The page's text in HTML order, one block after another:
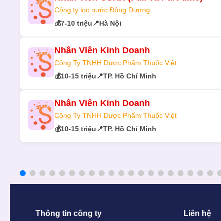
Công ty lọc nước Đông Dương
💰7-10 triệu📍Hà Nội
Nhân Viên Kinh Doanh
Công Ty TNHH Dược Phẩm Thuốc Việt
💰10-15 triệu📍TP. Hồ Chí Minh
Nhân Viên Kinh Doanh
Công Ty TNHH Dược Phẩm Thuốc Việt
💰10-15 triệu📍TP. Hồ Chí Minh
Thông tin công ty Liên hệ